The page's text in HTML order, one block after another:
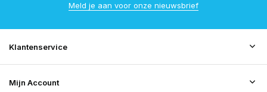
Meld je aan voor onze nieuwsbrief
Klantenservice
Mijn Account